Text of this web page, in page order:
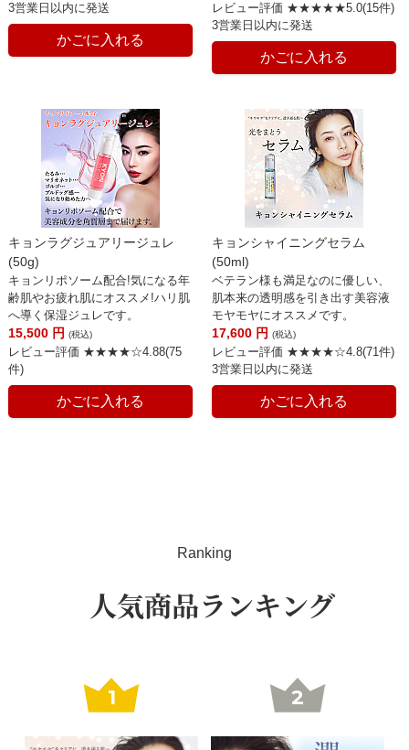
3営業日以内に発送
かごに入れる
レビュー評価 ★★★★★5.0(15件)
3営業日以内に発送
かごに入れる
キョンラグジュアリージュレ
(50g)
キョンリポソーム配合!気になる年
齢肌やお疲れ肌にオススメ!ハリ肌
へ導く保湿ジュレです。
15,500 円 (税込)
レビュー評価 ★★★★☆4.88(75
件)
かごに入れる
キョンシャイニングセラム
(50ml)
ベテラン様も満足なのに優しい、
肌本来の透明感を引き出す美容液
モヤモヤにオススメです。
17,600 円(税込)
レビュー評価 ★★★★☆4.8(71件)
3営業日以内に発送
かごに入れる
Ranking
人気商品ランキング
1 2